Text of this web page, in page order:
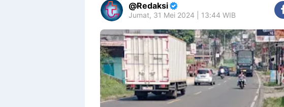
Redaksi
Jumat, 31 Mei 2024 | 13:44 WIB